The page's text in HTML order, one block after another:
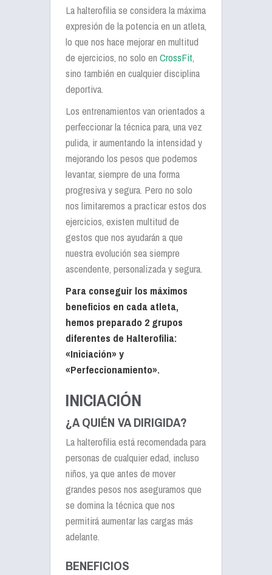
La halterofilia se considera la máxima
expresión de la potencia en un atleta,
lo que nos hace mejorar en multitud
de ejercicios, no solo en CrossFit,
sino también en cualquier disciplina
deportiva.
Los entrenamientos van orientados a
perfeccionar la técnica para, una vez
pulida, ir aumentando la intensidad y
mejorando los pesos que podemos
levantar, siempre de una forma
progresiva y segura. Pero no solo
nos limitaremos a practicar estos dos
ejercicios, existen multitud de
gestos que nos ayudarán a que
nuestra evolución sea siempre
ascendente, personalizada y segura.
Para conseguir los máximos
beneficios en cada atleta,
hemos preparado 2 grupos
diferentes de Halterofilia:
«Iniciación» y
«Perfeccionamiento».
INICIACIÓN
¿A QUIÉN VA DIRIGIDA?
La halterofilia está recomendada para
personas de cualquier edad, incluso
niños, ya que antes de mover
grandes pesos nos aseguramos que
se domina la técnica que nos
permitirá aumentar las cargas más
adelante.
BENEFICIOS